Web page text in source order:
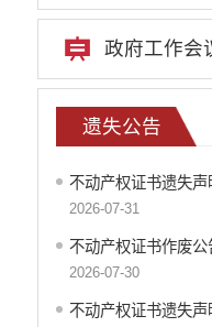
遗产继承公示
政务信息公开
服务群众
重点领域信息公开
财政预决算
行政事业性收费
重大决策
减税降费
政府工作会
遗失公告
不动产权证书遗失声
2026-07-31
不动产权证书作废公
2026-07-30
不动产权证书遗失